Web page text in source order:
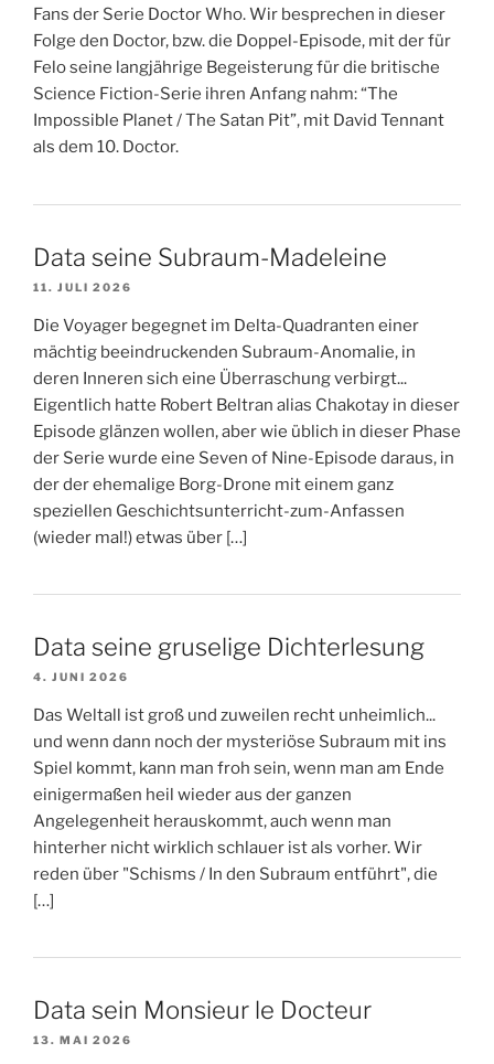
Fans der Serie Doctor Who. Wir besprechen in dieser
Folge den Doctor, bzw. die Doppel-Episode, mit der für
Felo seine langjährige Begeisterung für die britische
Science Fiction-Serie ihren Anfang nahm: “The
Impossible Planet / The Satan Pit”, mit David Tennant
als dem 10. Doctor.
Data seine Subraum-Madeleine
11. JULI 2026
Die Voyager begegnet im Delta-Quadranten einer
mächtig beeindruckenden Subraum-Anomalie, in
deren Inneren sich eine Überraschung verbirgt...
Eigentlich hatte Robert Beltran alias Chakotay in dieser
Episode glänzen wollen, aber wie üblich in dieser Phase
der Serie wurde eine Seven of Nine-Episode daraus, in
der der ehemalige Borg-Drone mit einem ganz
speziellen Geschichtsunterricht-zum-Anfassen
(wieder mal!) etwas über […]
Data seine gruselige Dichterlesung
4. JUNI 2026
Das Weltall ist groß und zuweilen recht unheimlich...
und wenn dann noch der mysteriöse Subraum mit ins
Spiel kommt, kann man froh sein, wenn man am Ende
einigermaßen heil wieder aus der ganzen
Angelegenheit herauskommt, auch wenn man
hinterher nicht wirklich schlauer ist als vorher. Wir
reden über "Schisms / In den Subraum entführt", die
[…]
Data sein Monsieur le Docteur
13. MAI 2026